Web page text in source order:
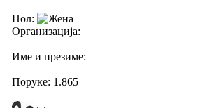
Пол:
Организација:
Име и презиме:
Поруке: 1.865